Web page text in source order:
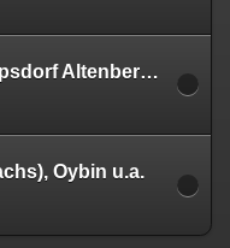
Tag 3: Dresden, Kipsdorf Altenberg, Lichtenhainer Wasserfall
Oybin u.a.